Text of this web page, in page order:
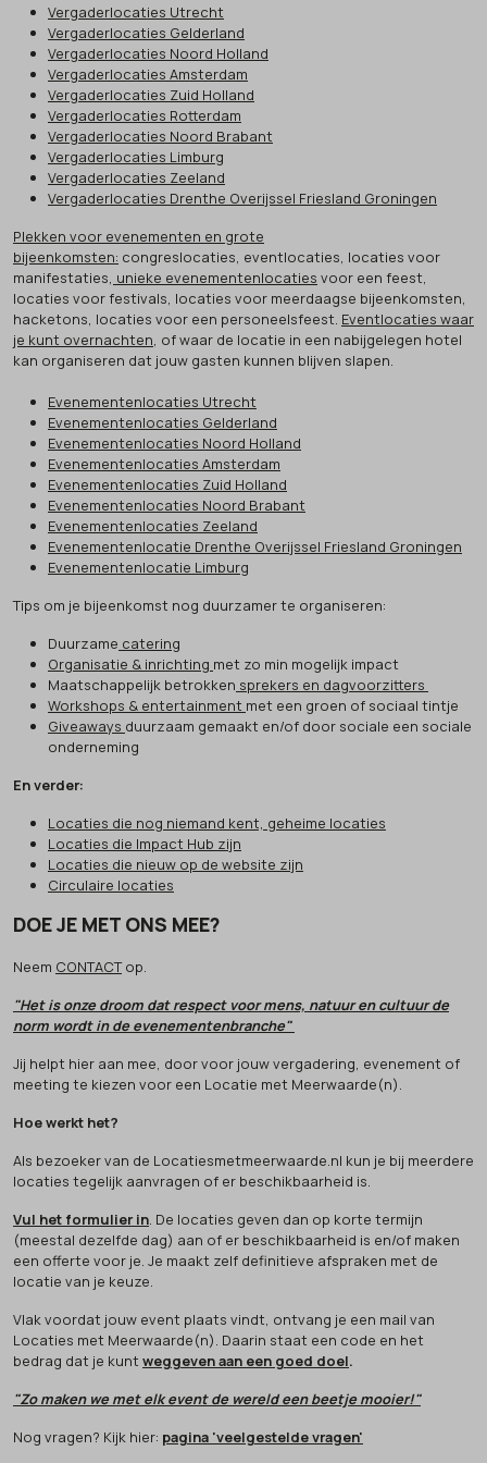
Vergaderlocaties Utrecht
Vergaderlocaties Gelderland
Vergaderlocaties Noord Holland
Vergaderlocaties Amsterdam
Vergaderlocaties Zuid Holland
Vergaderlocaties Rotterdam
Vergaderlocaties Noord Brabant
Vergaderlocaties Limburg
Vergaderlocaties Zeeland
Vergaderlocaties Drenthe Overijssel Friesland Groningen
Plekken voor evenementen en grote
bijeenkomsten: congreslocaties, eventlocaties, locaties voor
manifestaties, unieke evenementenlocaties voor een feest,
locaties voor festivals, locaties voor meerdaagse bijeenkomsten,
hacketons, locaties voor een personeelsfeest. Eventlocaties waar
je kunt overnachten, of waar de locatie in een nabijgelegen hotel
kan organiseren dat jouw gasten kunnen blijven slapen.
Evenementenlocaties Utrecht
Evenementenlocaties Gelderland
Evenementenlocaties Noord Holland
Evenementenlocaties Amsterdam
Evenementenlocaties Zuid Holland
Evenementenlocaties Noord Brabant
Evenementenlocaties Zeeland
Evenementenlocatie Drenthe Overijssel Friesland Groningen
Evenementenlocatie Limburg
Tips om je bijeenkomst nog duurzamer te organiseren:
Duurzame catering
Organisatie & inrichting met zo min mogelijk impact
Maatschappelijk betrokken sprekers en dagvoorzitters
Workshops & entertainment met een groen of sociaal tintje
Giveaways duurzaam gemaakt en/of door sociale een sociale
onderneming
En verder:
Locaties die nog niemand kent, geheime locaties
Locaties die Impact Hub zijn
Locaties die nieuw op de website zijn
Circulaire locaties
DOE JE MET ONS MEE?
Neem CONTACTop.
"Het is onze droom dat respect voor mens, natuur en cultuur de
norm wordt in de evenementenbranche"
Jij helpt hier aan mee, door voor jouw vergadering, evenement of
meeting te kiezen voor een Locatie met Meerwaarde(n).
Hoe werkt het?
Als bezoeker van de Locatiesmetmeerwaarde.nl kun je bij meerdere
locaties tegelijk aanvragen of er beschikbaarheid is.
Vul het formulier in. De locaties geven dan op korte termijn
(meestal dezelfde dag) aan of er beschikbaarheid is en/of maken
een offerte voor je. Je maakt zelf definitieve afspraken met de
locatie van je keuze.
Vlak voordat jouw event plaats vindt, ontvang je een mail van
Locaties met Meerwaarde(n). Daarin staat een code en het
bedrag dat je kunt weggeven aan een goed doel.
"Zo maken we met elk event de wereld een beetje mooier!"
Nog vragen? Kijk hier: pagina 'veelgestelde vragen'